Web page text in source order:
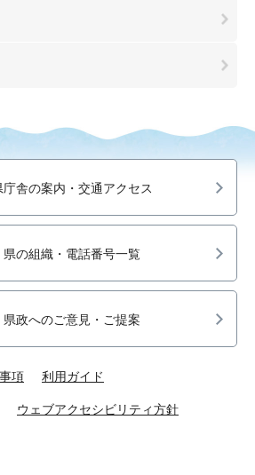
庁舎の案内・交通アクセス
県の組織・電話番号一覧
県政へのご意見・ご提案
項 利用ガイド
ウェブアクセシビリティ方針